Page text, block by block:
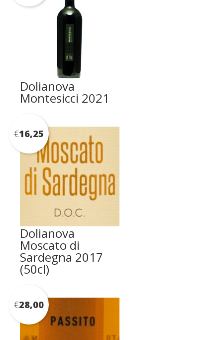
Dolianova
Montesicci 2021
Dolianova
Moscato di
Sardegna 2017
(50cl)
€16,25
€28,00